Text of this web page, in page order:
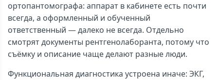
ортопантомографа: аппарат в кабинете есть почти
всегда, а оформленный и обученный
ответственный — далеко не всегда. Отдельно
смотрят документы рентгенолаборанта, потому что
съёмку и описание чаще делают разные люди.
Функциональная диагностика устроена иначе: ЭКГ,